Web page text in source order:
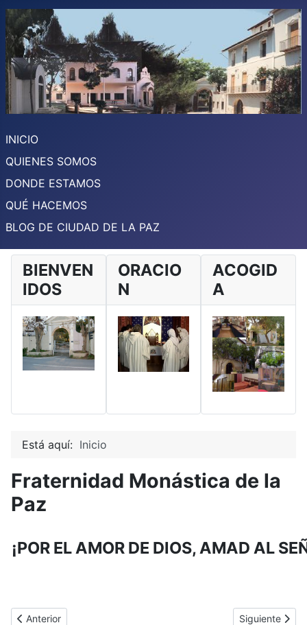
INICIO
QUIENES SOMOS
DONDE ESTAMOS
QUÉ HACEMOS
BLOG DE CIUDAD DE LA PAZ
BIENVEN
IDOS
ORACIO
N
ACOGID
A
Está aquí: Inicio
Fraternidad Monástica de la
Paz
¡POR EL AMOR DE DIOS, AMAD AL
Artículo anterior: Monasterio de la Trinidad
Anterior Artículo
Siguiente